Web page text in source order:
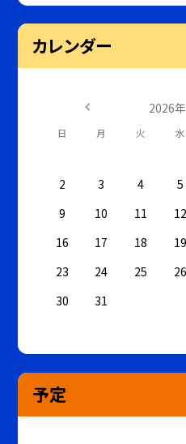
カレンダー
2026年
日 月 火 水
2
3 4 5
9
10 11 12
16
17 18 19
23
24 25 26
30
31
予定